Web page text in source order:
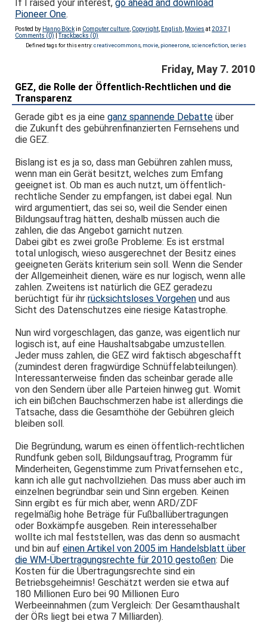
If I raised your interest,go ahead and download
Pioneer One.
Posted by Hanno Böckin Computer culture Copyright English Movies at 20:37
Comments (0)
|Trackbacks (0)
Defined tags for this entry:creativecommons, movie pioneerone sciencefiction series
Friday, May 7. 2010
GEZ, die Rolle der Öffentlich-Rechtlichen und die
Transparenz
Gerade gibt es ja eineganz spannende Debatte über
die Zukunft des gebührenfinanzierten Fernsehens und
die GEZ.
Bislang ist es ja so, dass man Gebühren zahlen muss,
wenn man ein Gerät besitzt, welches zum Emfang
geeignet ist. Ob man es auch nutzt, um öffentlich-
rechtliche Sender zu empfangen, ist dabei egal. Nun
wird argumentiert, das sei so, weil die Sender einen
Bildungsauftrag hätten, deshalb müssen auch die
zahlen, die das Angebot garnicht nutzen.
Dabei gibt es zwei große Probleme: Es ist erstmal
total unlogisch, wieso ausgerechnet der Besitz eines
geeigneten Geräts kriterium sein soll. Wenn die Sender
der Allgemeinheit dienen, wäre es nur logisch, wenn alle
zahlen. Zweitens ist natürlich die GEZ geradezu
berüchtigt für ihrrücksichtsloses Vorgehen und aus
Sicht des Datenschutzes eine riesige Katastrophe.
Nun wird vorgeschlagen, das ganze, was eigentlich nur
logisch ist, auf eine Haushaltsabgabe umzustellen.
Jeder muss zahlen, die GEZ wird faktisch abgeschafft
(zumindest deren fragwürdige Schnüffelabteilungen).
Interessanterweise finden das scheinbar gerade alle
von den Sendern über alle Parteien hinweg gut. Womit
ich ein bißchen Bauchschmerzen habe ist allerdings die
Tatsache, dass die Gesamthöhe der Gebühren gleich
bleiben soll.
Die Begründung, warum es einen öffentlich-rechtlichen
Rundfunk geben soll, Bildungsauftrag, Programm für
Minderheiten, Gegenstimme zum Privatfernsehen etc.,
kann ich alle gut nachvollziehen. Das muss aber auch im
einzelnen begründbar sein und Sinn ergeben. Keinen
Sinn ergibt es für mich aber, wenn ARD/ZDF
regelmäßig hohe Beträge für Fußballübertragungen
oder Boxkämpfe ausgeben. Rein interessehalber
wollte ich mal feststellen, was das denn so ausmacht
und bin aufeinen Artikel von 2005 im Handelsblatt über
die WM-Übertragungsrechte für 2010 gestoßen: Die
Kosten für die Übertragungsrechte sind ein
Betriebsgeheimnis! Geschätzt werden sie etwa auf
180 Millionen Euro bei 90 Millionen Euro
Werbeeinnahmen (zum Vergleich: Der Gesamthaushalt
der ÖRs liegt bei etwa 7 Milliarden).